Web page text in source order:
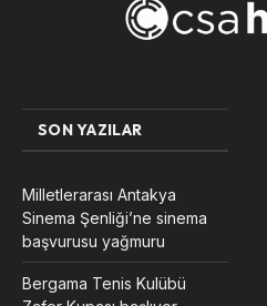
SON YAZILAR
Milletlerarası Antakya
Sinema Şenliği’ne sinema
başvurusu yağmuru
Bergama Tenis Kulübü